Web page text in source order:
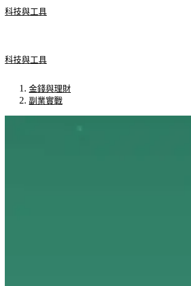
科技與工具
科技與工具
金錢與理財
副業實戰